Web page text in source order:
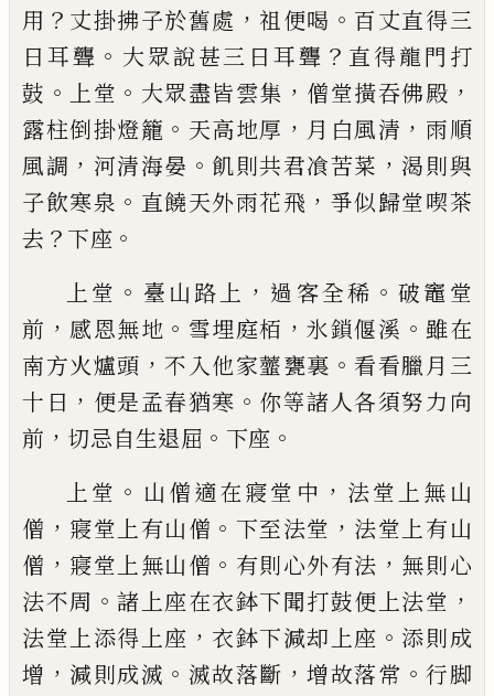
用 ？ 丈掛拂子於舊處 ， 祖便喝 。 百丈直得三
日耳聾 。 大眾說甚三日耳聾 ？ 直得龍門打
鼓 。 上堂 。 大眾盡皆雲集 ， 僧堂撗吞佛殿 ，
露柱倒掛燈籠 。 天高地厚 ， 月白風清 ， 雨順
風調 ， 河清海晏 。 飢則共君飡苦菜 ， 渴則與
子飲寒泉 。 直饒天外雨花飛 ， 爭似歸堂喫茶
去 ？ 下座 。
上堂 。 臺山路上 ， 過客全稀 。破竈堂
前 ， 感恩無地 。 雪埋庭栢 ，氷鎖偃溪 。雖在
南方火爐頭 ，不入他家虀甕裏 。 看看臘月三
十日 ， 便是孟春猶寒 。 你等諸人各須努力向
前 ， 切忌自生退屈 。 下座 。
上堂 。 山僧適在寢堂中 ， 法堂上無山
僧 ， 寢堂上有山僧 。 下至法堂 ， 法堂上有山
僧 ， 寢堂上無山僧 。 有則心外有法 ， 無則心
法不周 。諸上座在衣鉢下聞打鼓便 上法堂 ，
法堂上添得上座 ， 衣鉢下減却上座 。 添則成
增 ， 減則成滅 。 滅故落斷 ，增故落常 。行脚